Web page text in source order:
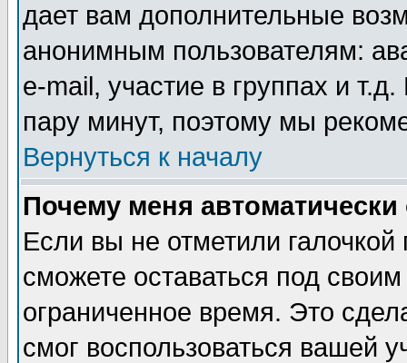
дает вам дополнительные
анонимным пользователям:
e-mail, участие в группах и
пару минут, поэтому мы
Вернуться к началу
Почему меня автоматически
Если вы не отметили галочкой
сможете оставаться под
ограниченное время. Это
смог воспользоваться вашей